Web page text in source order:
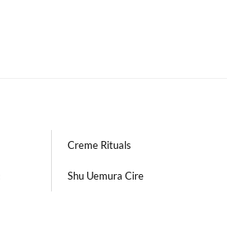
Creme Rituals
Shu Uemura Cire